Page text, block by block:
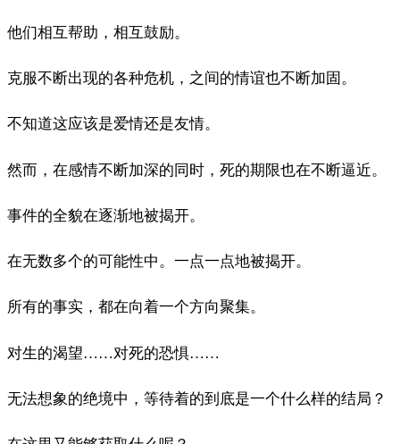
他们相互帮助，相互鼓励。
克服不断出现的各种危机，之间的情谊也不断加固。
不知道这应该是爱情还是友情。
然而，在感情不断加深的同时，死的期限也在不断逼近。
事件的全貌在逐渐地被揭开。
在无数多个的可能性中。一点一点地被揭开。
所有的事实，都在向着一个方向聚集。
对生的渴望……对死的恐惧……
无法想象的绝境中，等待着的到底是一个什么样的结局？